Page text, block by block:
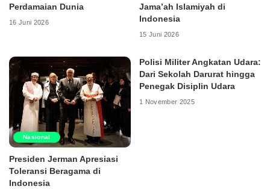
Perdamaian Dunia
16 Juni 2026
Jama’ah Islamiyah di
Indonesia
15 Juni 2026
Nasional
Presiden Jerman Apresiasi
Toleransi Beragama di
Indonesia
Polisi Militer Angkatan Udara:
Dari Sekolah Darurat hingga
Penegak Disiplin Udara
1 November 2025